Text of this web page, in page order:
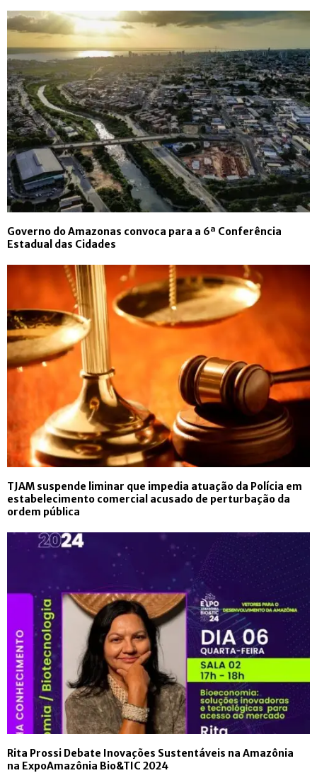
Governo do Amazonas convoca para a 6ª Conferência
Estadual das Cidades
TJAM suspende liminar que impedia atuação da Polícia em
estabelecimento comercial acusado de perturbação da
ordem pública
Rita Prossi Debate Inovações Sustentáveis na Amazônia
na ExpoAmazônia Bio&TIC 2024